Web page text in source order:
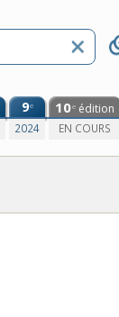
9e
2024
10e édition
EN COURS